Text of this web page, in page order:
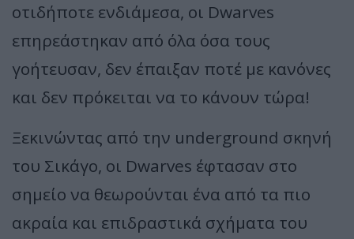
οτιδήποτε ενδιάμεσα, οι Dwarves
επηρεάστηκαν από όλα όσα τους
γοήτευσαν, δεν έπαιξαν ποτέ με κανόνες
και δεν πρόκειται να το κάνουν τώρα!
Ξεκινώντας από την underground σκηνή
του Σικάγο, οι Dwarves έφτασαν στο
σημείο να θεωρούνται ένα από τα πιο
ακραία και επιδραστικά σχήματα του